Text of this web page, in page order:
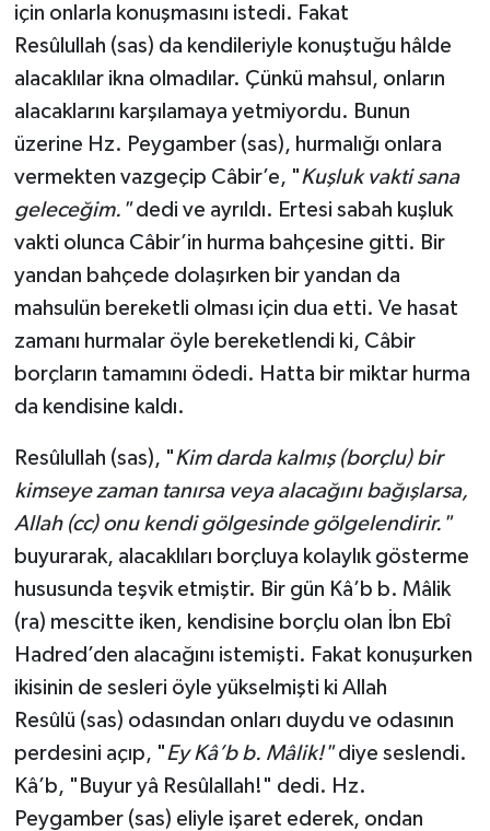
için onlarla konuşmasını istedi. Fakat
Resûlullah (sas) da kendileriyle konuştuğu hâlde
alacaklılar ikna olmadılar. Çünkü mahsul, onların
alacaklarını karşılamaya yetmiyordu. Bunun
üzerine Hz. Peygamber (sas), hurmalığı onlara
vermekten vazgeçip Câbir’e, "Kuşluk vakti sana
geleceğim."dedi ve ayrıldı. Ertesi sabah kuşluk
vakti olunca Câbir’in hurma bahçesine gitti. Bir
yandan bahçede dolaşırken bir yandan da
mahsulün bereketli olması için dua etti. Ve hasat
zamanı hurmalar öyle bereketlendi ki, Câbir
borçların tamamını ödedi. Hatta bir miktar hurma
da kendisine kaldı.
Resûlullah (sas), "Kim darda kalmış (borçlu) bir
kimseye zaman tanırsa veya alacağını bağışlarsa,
Allah (cc) onu kendi gölgesinde gölgelendirir."
buyurarak, alacaklıları borçluya kolaylık gösterme
hususunda teşvik etmiştir. Bir gün Kâ’b b. Mâlik
(ra) mescitte iken, kendisine borçlu olan İbn Ebî
Hadred’den alacağını istemişti. Fakat konuşurken
ikisinin de sesleri öyle yükselmişti ki Allah
Resûlü (sas) odasından onları duydu ve odasının
perdesini açıp, "Ey Kâ’b b. Mâlik!"diye seslendi.
Kâ’b, "Buyur yâ Resûlallah!" dedi. Hz.
Peygamber (sas) eliyle işaret ederek, ondan